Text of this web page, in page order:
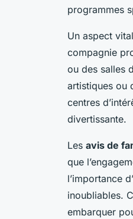
programmes
Un aspect
compagnie
ou des salles
artistiques ou
centres
divertissante.
Les avis de
que
l’importance
inoubliables.
embarquer